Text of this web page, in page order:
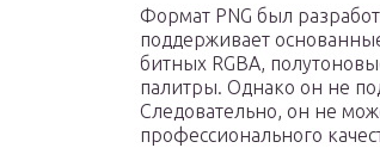
Формат PNG был
поддерживает
битных RGBA,
палитры. Однако он не
Следовательно, он не
профессионального